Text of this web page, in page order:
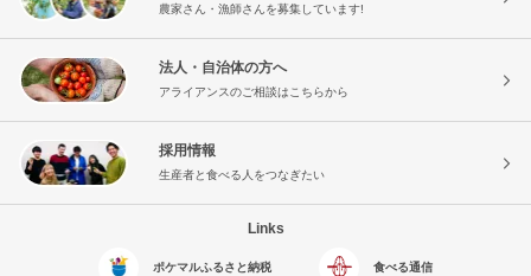
農家さん・漁師さんを募集しています!
法人・自治体の方へ
アライアンスのご相談はこちらから
採用情報
生産者と食べる人をつなぎたい
Links
ポケマルふるさと納税 食べる通信